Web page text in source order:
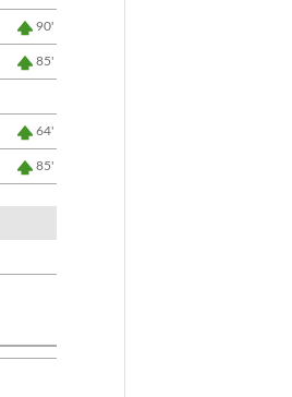
90'
85'
64'
85'